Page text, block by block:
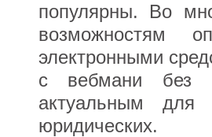
популярны. Во
возможностям
электронными
с вебмани без
актуальным
юридических.